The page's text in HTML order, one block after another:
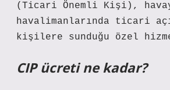
(Ticari Önemli Kişi),
havalimanlarında ticari
kişilere sunduğu özel
CIP ücreti ne kadar?